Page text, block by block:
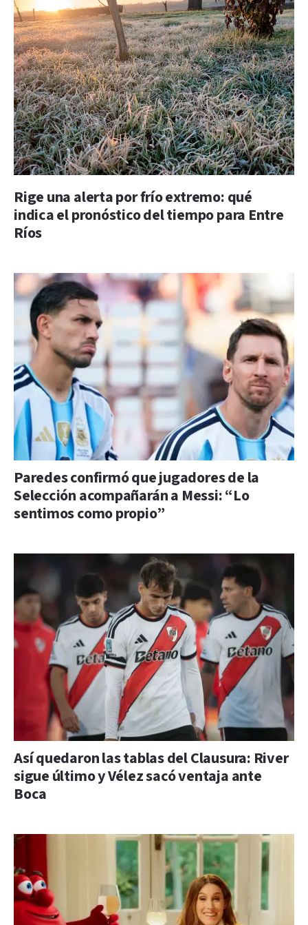
Rige una alerta por frío extremo: qué
indica el pronóstico del tiempo para Entre
Ríos
Paredes confirmó que jugadores de la
Selección acompañarán a Messi: “Lo
sentimos como propio”
Así quedaron las tablas del Clausura: River
sigue último y Vélez sacó ventaja ante
Boca